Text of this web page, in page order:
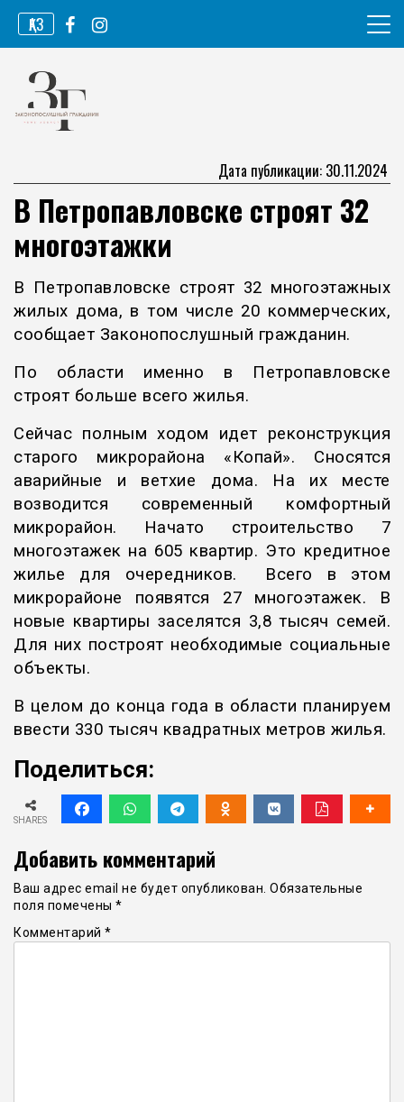
Перейти
содержимому
ҚАЗ
Законопослушный гражданин
Дата публикации: 30.11.2024
В Петропавловске строят 32
многоэтажки
В Петропавловске строят 32 многоэтажных
жилых дома, в том числе 20 коммерческих,
сообщает Законопослушный гражданин.
По области именно в Петропавловске
строят больше всего жилья.
Сейчас полным ходом идет реконструкция
старого микрорайона «Копай». Сносятся
аварийные и ветхие дома. На их месте
возводится современный комфортный
микрорайон. Начато строительство 7
многоэтажек на 605 квартир. Это кредитное
жилье для очередников. Всего в этом
микрорайоне появятся 27 многоэтажек. В
новые квартиры заселятся 3,8 тысяч семей.
Для них построят необходимые социальные
объекты.
В целом до конца года в области планируем
ввести 330 тысяч квадратных метров жилья.
Поделиться:
SHARES
Добавить комментарий
Ваш адрес email не будет опубликован. Обязательные
поля помечены *
Комментарий *